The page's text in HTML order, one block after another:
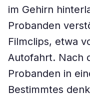
im Gehirn
Probanden
Filmclips, etwa
Autofahrt. Nach
Probanden in
Bestimmtes